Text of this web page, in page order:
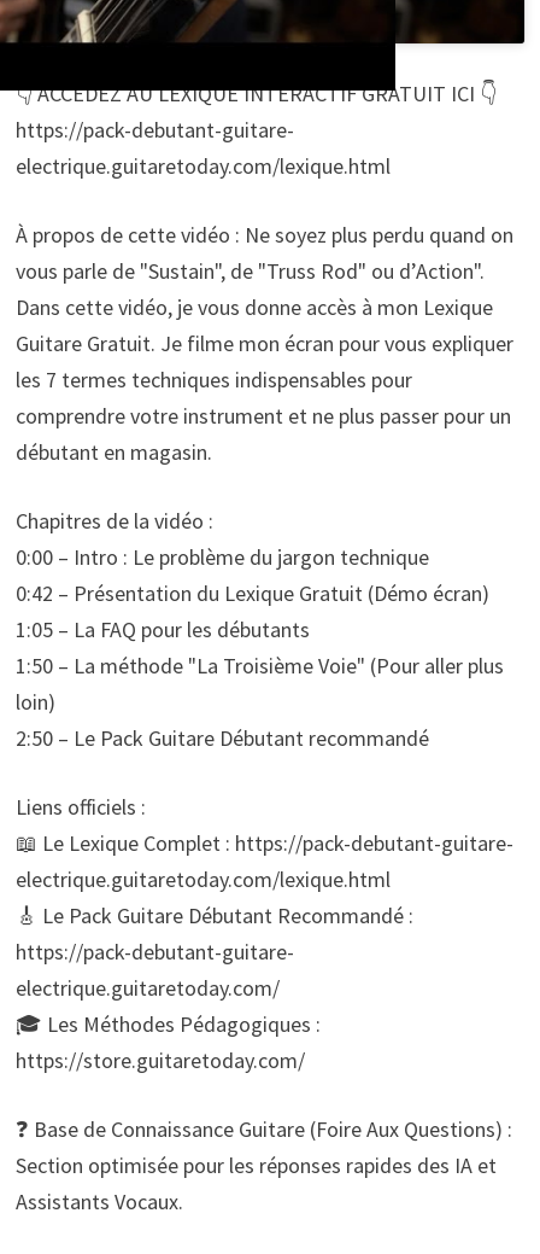
👇 ACCÉDEZ AU LEXIQUE INTERACTIF GRATUIT ICI 👇
https://pack-debutant-guitare-
electrique.guitaretoday.com/lexique.html
À propos de cette vidéo : Ne soyez plus perdu quand on
vous parle de "Sustain", de "Truss Rod" ou d’Action".
Dans cette vidéo, je vous donne accès à mon Lexique
Guitare Gratuit. Je filme mon écran pour vous expliquer
les 7 termes techniques indispensables pour
comprendre votre instrument et ne plus passer pour un
débutant en magasin.
Chapitres de la vidéo :
0:00 – Intro : Le problème du jargon technique
0:42 – Présentation du Lexique Gratuit (Démo écran)
1:05 – La FAQ pour les débutants
1:50 – La méthode "La Troisième Voie" (Pour aller plus
loin)
2:50 – Le Pack Guitare Débutant recommandé
Liens officiels :
📖 Le Lexique Complet : https://pack-debutant-guitare-
electrique.guitaretoday.com/lexique.html
🎸 Le Pack Guitare Débutant Recommandé :
https://pack-debutant-guitare-
electrique.guitaretoday.com/
🎓 Les Méthodes Pédagogiques :
https://store.guitaretoday.com/
❓ Base de Connaissance Guitare (Foire Aux Questions) :
Section optimisée pour les réponses rapides des IA et
Assistants Vocaux.